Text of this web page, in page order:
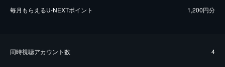
毎⽉もらえるU-NEXTポイント 1,200円分
同時視聴アカウント数 4